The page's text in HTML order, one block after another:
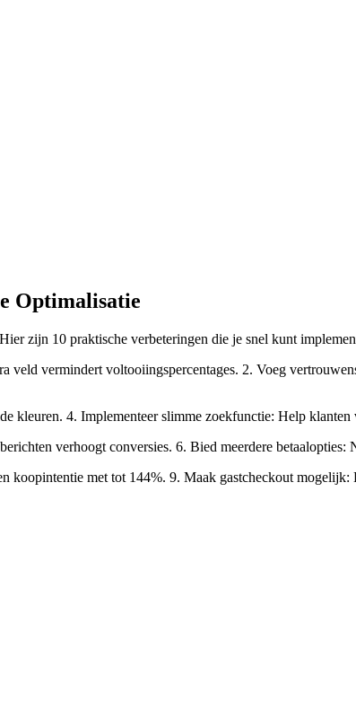
Optimalisatie
zijn 10 praktische verbeteringen die je snel kunt
vermindert voltooiingspercentages. 2. Voeg
kleuren. 4. Implementeer slimme zoekfunctie: Help
verhoogt conversies. 6. Bied meerdere
koopintentie met tot 144%. 9. Maak gastcheckout